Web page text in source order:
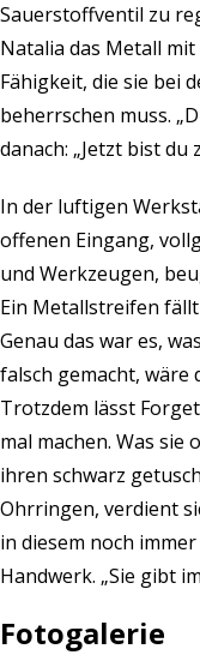
Sauerstoffventil zu
Natalia das Metall
Fähigkeit, die sie bei
beherrschen muss.
danach: „Jetzt bist du
In der luftigen
offenen Eingang,
und Werkzeugen,
Ein Metallstreifen
Genau das war es,
falsch gemacht, wäre
Trotzdem lässt
mal machen. Was
ihren schwarz
Ohrringen, verdient
in diesem noch
Handwerk. „Sie gibt
Fotogalerie